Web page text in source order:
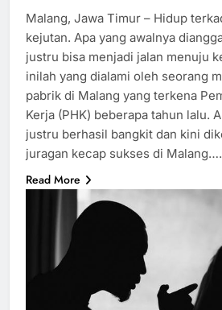
Malang, Jawa Timur – Hidup
kejutan. Apa yang awalnya
justru bisa menjadi jalan menuju
inilah yang dialami oleh seorang
pabrik di Malang yang terkena
Kerja (PHK) beberapa tahun lalu.
justru berhasil bangkit dan kini
juragan kecap sukses di Malang….
Read More